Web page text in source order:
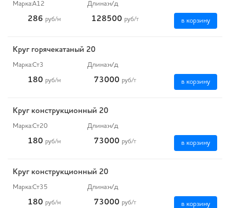
Марка:А12 Длина:н/д
286 руб/м 128500 руб/т в корзину
Круг горячекатаный 20
Марка:Ст3 Длина:н/д
180 руб/м 73000 руб/т в корзину
Круг конструкционный 20
Марка:Ст20 Длина:н/д
180 руб/м 73000 руб/т в корзину
Круг конструкционный 20
Марка:Ст35 Длина:н/д
180 руб/м 73000 руб/т в корзину